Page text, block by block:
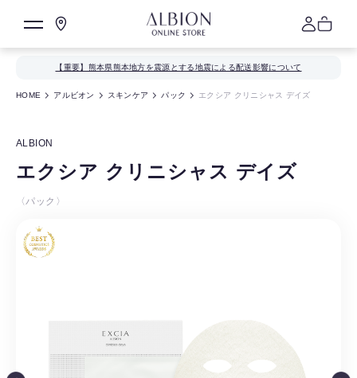
【重要】熊本県熊本地方を震源とする地震による配送影響について
HOME アルビオン スキンケア パック エクシア クリニシャス デイズ
ALBION
エクシア クリニシャス デイズ
〈パック〉